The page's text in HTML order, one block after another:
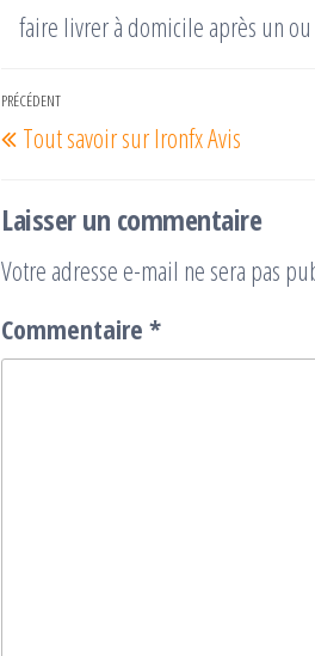
faire livrer à domicile après un
Navigation
de
Article
précédent
PRÉCÉDENT
Tout savoir sur Ironfx Avis
Laisser un commentaire
Votre adresse e-mail ne sera pas
Commentaire *